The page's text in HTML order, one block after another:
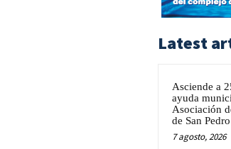
Latest
Asciende a
ayuda
Asociación
de San Pedro
7 agosto, 2026